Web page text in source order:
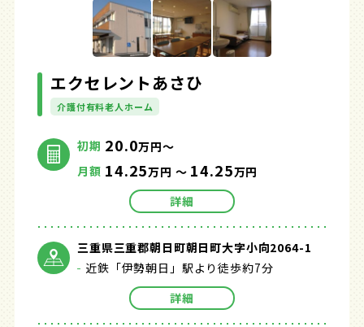
エクセレントあさひ
介護付有料老人ホーム
初期 20.0万円～
月額 14.25万円 ～ 14.25万円
詳細
三重県三重郡朝日町朝日町大字小向2064-1
近鉄「伊勢朝日」駅より徒歩約7分
詳細